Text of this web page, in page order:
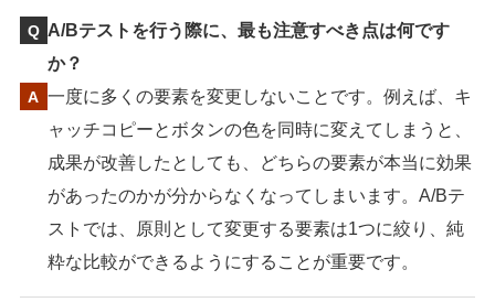
A/Bテストを行う際に、最も注意すべき点は何です
か？
一度に多くの要素を変更しないことです。例えば、キ
ャッチコピーとボタンの色を同時に変えてしまうと、
成果が改善したとしても、どちらの要素が本当に効果
があったのかが分からなくなってしまいます。A/Bテ
ストでは、原則として変更する要素は1つに絞り、純
粋な比較ができるようにすることが重要です。